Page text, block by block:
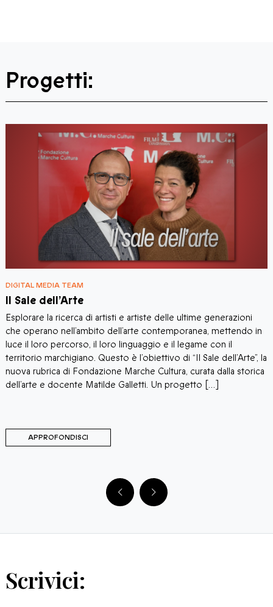
Progetti:
DIGITAL MEDIA TEAM
Il Sale dell’Arte
Esplorare la ricerca di artisti e artiste delle ultime generazioni
che operano nell’ambito dell’arte contemporanea, mettendo in
luce il loro percorso, il loro linguaggio e il legame con il
territorio marchigiano. Questo è l’obiettivo di “Il Sale dell’Arte”, la
nuova rubrica di Fondazione Marche Cultura, curata dalla storica
dell’arte e docente Matilde Galletti. Un progetto […]
APPROFONDISCI
Scrivici: